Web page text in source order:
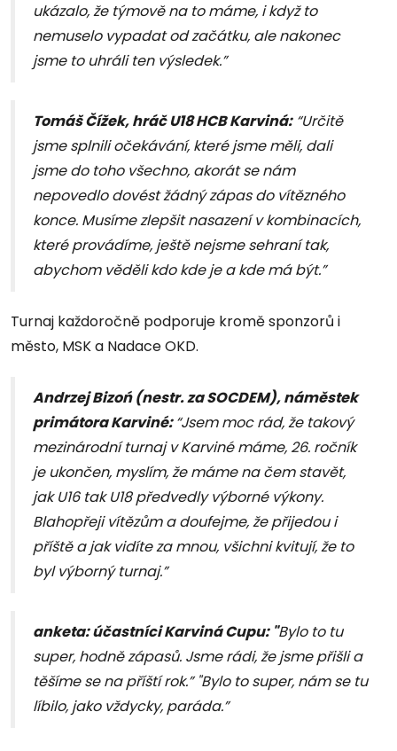
ukázalo, že týmově na to máme, i když to
nemuselo vypadat od začátku, ale nakonec
jsme to uhráli ten výsledek.”
Tomáš Čížek, hráč U18 HCB Karviná:“Určitě
jsme splnili očekávání, které jsme měli, dali
jsme do toho všechno, akorát se nám
nepovedlo dovést žádný zápas do vítězného
konce. Musíme zlepšit nasazení v kombinacích,
které provádíme, ještě nejsme sehraní tak,
abychom věděli kdo kde je a kde má být.”
Turnaj každoročně podporuje kromě sponzorů i
město, MSK a Nadace OKD.
Andrzej Bizoń (nestr. za SOCDEM), náměstek
primátora Karviné:“Jsem moc rád, že takový
mezinárodní turnaj v Karviné máme, 26. ročník
je ukončen, myslím, že máme na čem stavět,
jak U16 tak U18 předvedly výborné výkony.
Blahopřeji vítězům a doufejme, že přijedou i
příště a jak vidíte za mnou, všichni kvitují, že to
byl výborný turnaj.”
anketa: účastníci Karviná Cupu: "Bylo to tu
super, hodně zápasů. Jsme rádi, že jsme přišli a
těšíme se na příští rok.” "Bylo to super, nám se tu
líbilo, jako vždycky, paráda.”